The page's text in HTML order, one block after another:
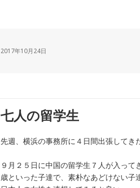
2017年10月24日
七人の留学生
先週、横浜の事務所に４日間出張してき
９月２５日に中国の留学生７人が入っ
歳といった子達で、素朴なあどけない